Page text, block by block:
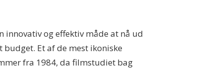
innovativ og effektiv måde at nå ud
Et af de mest ikoniske
fra 1984, da filmstudiet bag